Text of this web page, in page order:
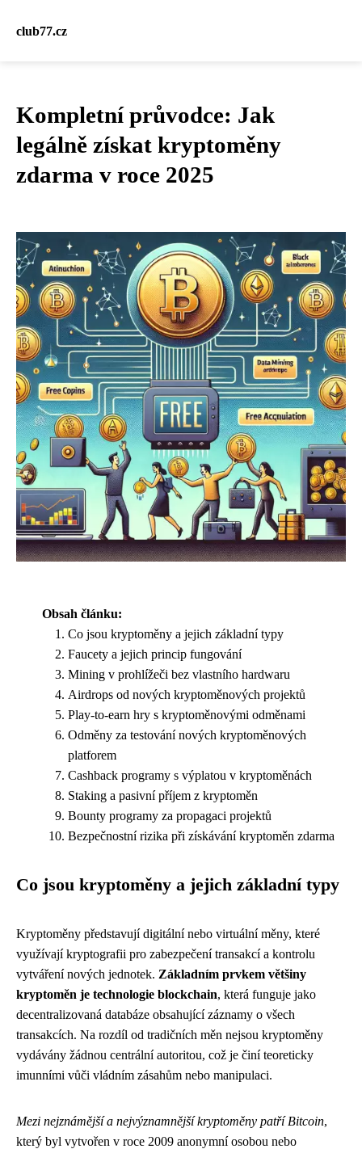
club77.cz
Kompletní průvodce: Jak
legálně získat kryptoměny
zdarma v roce 2025
Obsah článku:
Co jsou kryptoměny a jejich základní typy
Faucety a jejich princip fungování
Mining v prohlížeči bez vlastního hardwaru
Airdrops od nových kryptoměnových projektů
Play-to-earn hry s kryptoměnovými odměnami
Odměny za testování nových kryptoměnových
platforem
Cashback programy s výplatou v kryptoměnách
Staking a pasivní příjem z kryptoměn
Bounty programy za propagaci projektů
Bezpečnostní rizika při získávání kryptoměn zdarma
Co jsou kryptoměny a jejich základní typy
Kryptoměny představují digitální nebo virtuální měny, které
využívají kryptografii pro zabezpečení transakcí a kontrolu
vytváření nových jednotek. Základním prvkem většiny
kryptoměn je technologie blockchain, která funguje jako
decentralizovaná databáze obsahující záznamy o všech
transakcích. Na rozdíl od tradičních měn nejsou kryptoměny
vydávány žádnou centrální autoritou, což je činí teoreticky
imunními vůči vládním zásahům nebo manipulaci.
Mezi nejznámější a nejvýznamnější kryptoměny patří Bitcoin,
který byl vytvořen v roce 2009 anonymní osobou nebo